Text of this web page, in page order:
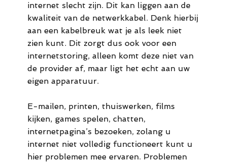
internet slecht zijn. Dit kan liggen aan de
kwaliteit van de netwerkkabel. Denk hierbij
aan een kabelbreuk wat je als leek niet
zien kunt. Dit zorgt dus ook voor een
internetstoring, alleen komt deze niet van
de provider af, maar ligt het echt aan uw
eigen apparatuur.
E-mailen, printen, thuiswerken, films
kijken, games spelen, chatten,
internetpagina’s bezoeken, zolang u
internet niet volledig functioneert kunt u
hier problemen mee ervaren. Problemen